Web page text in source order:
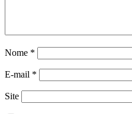
Nome *
E-mail *
Site